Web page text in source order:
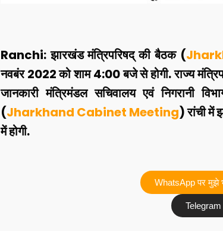
Ranchi: झारखंड मंत्रिपरिषद् की बैठक (
नवबंर 2022 को शाम 4:00 बजे से होगी. राज्‍य
जानकारी मंत्रिमंडल सचिवालय एवं निगरानी
(Jharkhand Cabinet Meeting) रांची में
में होगी.
WhatsApp पर मुझे